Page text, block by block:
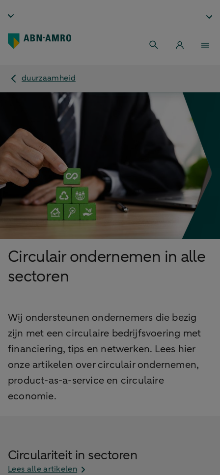
duurzaamheid
Circulair ondernemen in alle
sectoren
Wij ondersteunen ondernemers die bezig
zijn met een circulaire bedrijfsvoering met
financiering, tips en netwerken. Lees hier
onze artikelen over circulair ondernemen,
product-as-a-service en circulaire
economie.
Circulariteit in sectoren
Lees alle artikelen